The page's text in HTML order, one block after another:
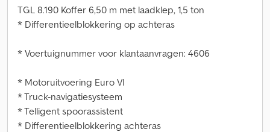
TGL 8.190 Koffer 6,50 m met laadklep, 1,5 ton
* Differentieelblokkering op achteras
* Voertuignummer voor klantaanvragen: 4606
* Motoruitvoering Euro VI
* Truck-navigatiesysteem
* Telligent spoorassistent
* Differentieelblokkering achteras